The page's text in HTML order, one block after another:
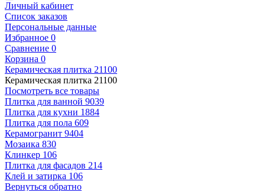
Личный кабинет
Список заказов
Персональные данные
Избранное 0
Сравнение 0
Корзина 0
Керамическая плитка 21100
Керамическая плитка 21100
Посмотреть все товары
Плитка для ванной 9039
Плитка для кухни 1884
Плитка для пола 609
Керамогранит 9404
Мозаика 830
Клинкер 106
Плитка для фасадов 214
Клей и затирка 106
Вернуться обратно